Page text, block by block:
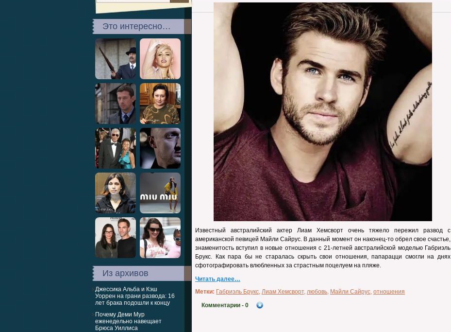
Это интересно…
Из архивов
Джессика Альба и Кэш
Уоррен на грани развода: 16
лет брака подошли к концу
Почему Деми Мур
еженедельно навещает
Брюса Уиллиса
Известный австралийский актер Лиам Хемсворт очень тяжело пережил развод с
американской певицей Майли Сайрус. В данный момент он наконец-то обрел свое счастье,
знаменитость вступил в новые отношения с 21-летней австралийской моделью Габриэль
Брукс. Как пара бы не старалась скрыть свои отношения, папарацци смогли на днях
сфотографировать влюбленных за страстным поцелуем на пляже.
Читать далее…
Метки: Габриэль Брукс, Лиам Хемсворт, любовь, Майли Сайрус, отношения
Комментарии - 0